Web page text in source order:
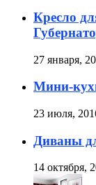
Кресло
27 января,
Мини-
23 июля,
Диваны
14 октября,